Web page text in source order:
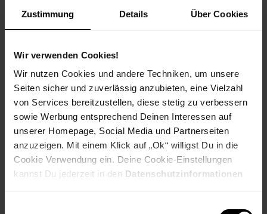
Zustimmung Details Über Cookies
Wir verwenden Cookies!
Wir nutzen Cookies und andere Techniken, um unsere
Seiten sicher und zuverlässig anzubieten, eine Vielzahl
von Services bereitzustellen, diese stetig zu verbessern
sowie Werbung entsprechend Deinen Interessen auf
unserer Homepage, Social Media und Partnerseiten
anzuzeigen. Mit einem Klick auf „Ok“ willigst Du in die
Cookie Verwendung ein. Deine Cookie-Einstellungen
kannst Du jederzeit in den Datenschutzinformationen
Hinweis: Aus Gründen der leichteren Lesbarkeit verwenden
wir im Textverlauf die männliche Form der Anrede.
Selbstverständlich sind bei Netto Menschen jeder
Geschlechtsidentität willkommen.
Fußzeile
Weitere Online-Angebote